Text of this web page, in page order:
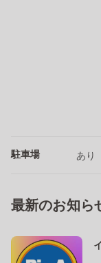
駐車場 あり
最新のお知ら